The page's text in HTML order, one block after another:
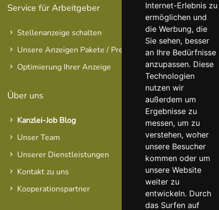
Internet-Erlebnis zu
ermöglichen und
die Werbung, die
Sie sehen, besser
an Ihre Bedürfnisse
anzupassen. Diese
Technologien
nutzen wir
außerdem um
Ergebnisse zu
messen, um zu
verstehen, woher
unsere Besucher
kommen oder um
unsere Website
weiter zu
entwickeln. Durch
das Surfen auf
Service für Arbeitgeber
Stellenanzeige schalten
Unsere Anzeigen Pakete / Preise
Optimierung Ihrer Anzeige
Über uns
Kanzlei-Job Blog
Unser Team
Unserer Dienstleistungen
Kontakt zu uns
Kooperationspartner